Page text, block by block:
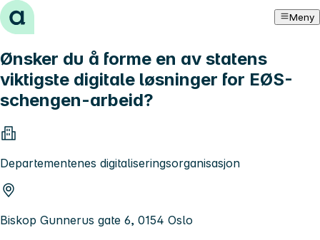
Hopp til innhold Meny
Ønsker du å forme en av statens
viktigste digitale løsninger for EØS-
schengen-arbeid?
Departementenes digitaliseringsorganisasjon
Biskop Gunnerus gate 6, 0154 Oslo